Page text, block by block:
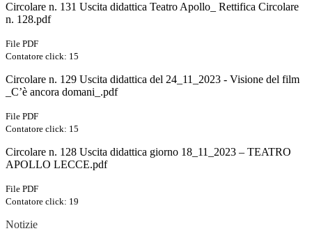
Circolare n. 131 Uscita didattica Teatro Apollo_ Rettifica Circolare
n. 128.pdf
File PDF
Contatore click: 15
Circolare n. 129 Uscita didattica del 24_11_2023 - Visione del film
_C’è ancora domani_.pdf
File PDF
Contatore click: 15
Circolare n. 128 Uscita didattica giorno 18_11_2023 – TEATRO
APOLLO LECCE.pdf
File PDF
Contatore click: 19
Notizie